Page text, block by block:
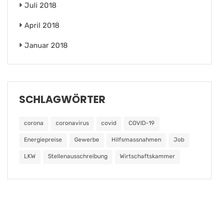
Juli 2018
April 2018
Januar 2018
SCHLAGWÖRTER
corona coronavirus covid COVID-19
Energiepreise Gewerbe Hilfsmassnahmen Job
LKW Stellenausschreibung Wirtschaftskammer